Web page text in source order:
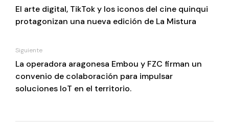
El arte digital, TikTok y los iconos del cine quinqui
protagonizan una nueva edición de La Mistura
Siguiente
La operadora aragonesa Embou y FZC firman un
convenio de colaboración para impulsar
soluciones IoT en el territorio.